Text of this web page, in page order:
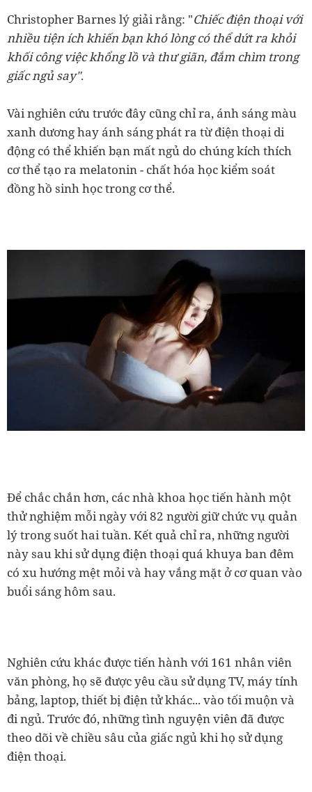
Christopher Barnes lý giải rằng: "Chiếc điện thoại với
nhiều tiện ích khiến bạn khó lòng có thể dứt ra khỏi
khối công việc khổng lồ và thư giãn, đắm chìm trong
giấc ngủ say".
Vài nghiên cứu trước đây cũng chỉ ra, ánh sáng màu
xanh dương hay ánh sáng phát ra từ điện thoại di
động có thể khiến bạn mất ngủ do chúng kích thích
cơ thể tạo ra melatonin - chất hóa học kiểm soát
đồng hồ sinh học trong cơ thể.
Để chắc chắn hơn, các nhà khoa học tiến hành một
thử nghiệm mỗi ngày với 82 người giữ chức vụ quản
lý trong suốt hai tuần. Kết quả chỉ ra, những người
này sau khi sử dụng điện thoại quá khuya ban đêm
có xu hướng mệt mỏi và hay vắng mặt ở cơ quan vào
buổi sáng hôm sau.
Nghiên cứu khác được tiến hành với 161 nhân viên
văn phòng, họ sẽ được yêu cầu sử dụng TV, máy tính
bảng, laptop, thiết bị điện tử khác... vào tối muộn và
đi ngủ. Trước đó, những tình nguyện viên đã được
theo dõi về chiều sâu của giấc ngủ khi họ sử dụng
điện thoại.